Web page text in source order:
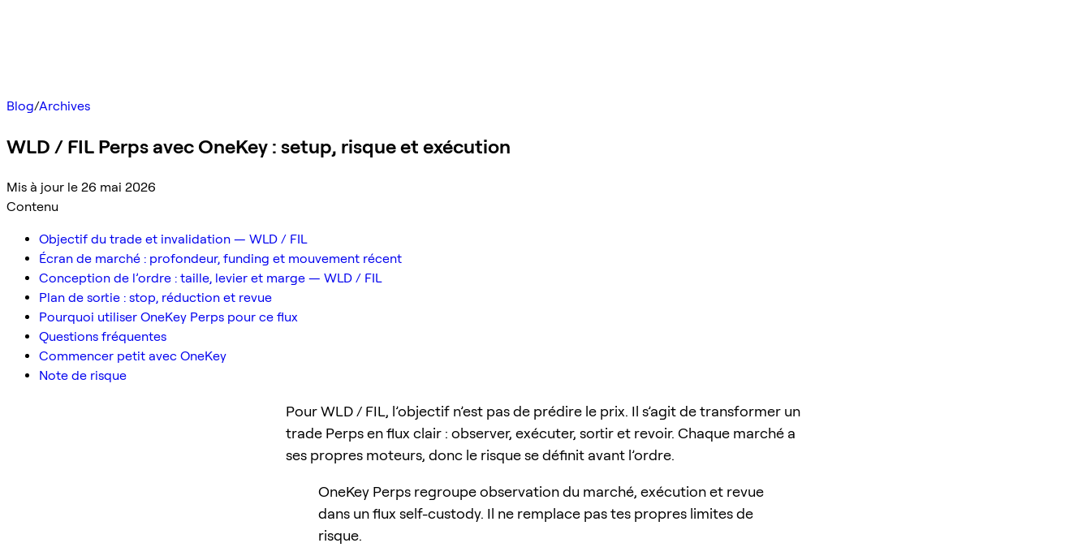
Blog/Archives
WLD / FIL Perps avec OneKey : setup, risque et exécution
Mis à jour le 26 mai 2026
Contenu
Objectif du trade et invalidation — WLD / FIL
Écran de marché : profondeur, funding et mouvement récent
Conception de l’ordre : taille, levier et marge — WLD / FIL
Plan de sortie : stop, réduction et revue
Pourquoi utiliser OneKey Perps pour ce flux
Questions fréquentes
Commencer petit avec OneKey
Note de risque
Pour WLD / FIL, l’objectif n’est pas de prédire le prix. Il s’agit de transformer un
trade Perps en flux clair : observer, exécuter, sortir et revoir. Chaque marché a
ses propres moteurs, donc le risque se définit avant l’ordre.
OneKey Perps regroupe observation du marché, exécution et revue
dans un flux self-custody. Il ne remplace pas tes propres limites de
risque.